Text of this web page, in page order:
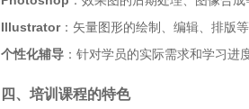
Illustrator：矢量图形的绘制、编辑、排版
个性化辅导 ：针对学员的实际需求和学习进
四、培训课程的特色